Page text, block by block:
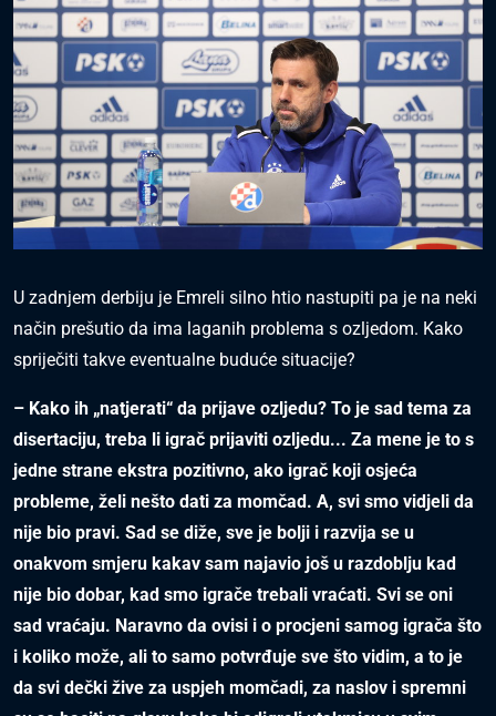
U zadnjem derbiju je Emreli silno htio nastupiti pa je na neki
način prešutio da ima laganih problema s ozljedom. Kako
spriječiti takve eventualne buduće situacije?
– Kako ih „natjerati“ da prijave ozljedu? To je sad tema za
disertaciju, treba li igrač prijaviti ozljedu... Za mene je to s
jedne strane ekstra pozitivno, ako igrač koji osjeća
probleme, želi nešto dati za momčad. A, svi smo vidjeli da
nije bio pravi. Sad se diže, sve je bolji i razvija se u
onakvom smjeru kakav sam najavio još u razdoblju kad
nije bio dobar, kad smo igrače trebali vraćati. Svi se oni
sad vraćaju. Naravno da ovisi i o procjeni samog igrača što
i koliko može, ali to samo potvrđuje sve što vidim, a to je
da svi dečki žive za uspjeh momčadi, za naslov i spremni